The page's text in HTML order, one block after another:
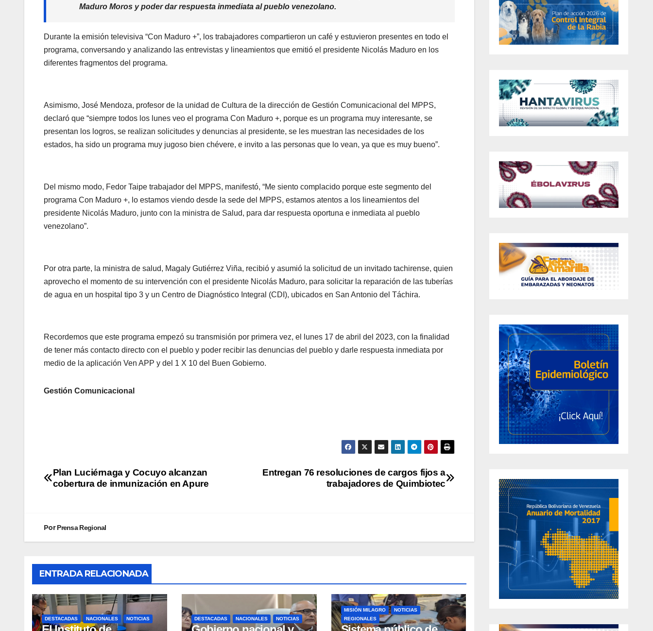
Maduro Moros y poder dar respuesta inmediata al pueblo venezolano.
Durante la emisión televisiva “Con Maduro +”, los trabajadores compartieron un café y estuvieron presentes en todo el
programa, conversando y analizando las entrevistas y lineamientos que emitió el presidente Nicolás Maduro en los
diferentes fragmentos del programa.
Asimismo, José Mendoza, profesor de la unidad de Cultura de la dirección de Gestión Comunicacional del MPPS,
declaró que “siempre todos los lunes veo el programa Con Maduro +, porque es un programa muy interesante, se
presentan los logros, se realizan solicitudes y denuncias al presidente, se les muestran las necesidades de los
estados, ha sido un programa muy jugoso bien chévere, e invito a las personas que lo vean, ya que es muy bueno”.
Del mismo modo, Fedor Taipe trabajador del MPPS, manifestó, “Me siento complacido porque este segmento del
programa Con Maduro +, lo estamos viendo desde la sede del MPPS, estamos atentos a los lineamientos del
presidente Nicolás Maduro, junto con la ministra de Salud, para dar respuesta oportuna e inmediata al pueblo
venezolano”.
Por otra parte, la ministra de salud, Magaly Gutiérrez Viña, recibió y asumió la solicitud de un invitado tachirense, quien
aprovecho el momento de su intervención con el presidente Nicolás Maduro, para solicitar la reparación de las tuberías
de agua en un hospital tipo 3 y un Centro de Diagnóstico Integral (CDI), ubicados en San Antonio del Táchira.
Recordemos que este programa empezó su transmisión por primera vez, el lunes 17 de abril del 2023, con la finalidad
de tener más contacto directo con el pueblo y poder recibir las denuncias del pueblo y darle respuesta inmediata por
medio de la aplicación Ven APP y del 1 X 10 del Buen Gobierno.
Gestión Comunicacional
Entregan 76 resoluciones de cargos fijos a
trabajadores de Quimbiotec
Plan Luciérnaga y Cocuyo alcanzan
cobertura de inmunización en Apure
PorPrensa Regional
ENTRADA RELACIONADA
DESTACADAS NACIONALES NOTICIAS DESTACADAS NACIONALES NOTICIAS
MISIÓN MILAGRO
NOTICIAS
REGIONALES